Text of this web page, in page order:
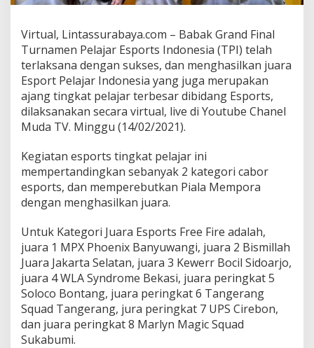
l
u
r
a
m
e
n
P
e
a
j
a
r
E
p
o
r
t
s
I
n
d
Virtual, Lintassurabaya.com – Babak Grand Final
Turnamen Pelajar Esports Indonesia (TPI) telah
terlaksana dengan sukses, dan menghasilkan juara
Esport Pelajar Indonesia yang juga merupakan
ajang tingkat pelajar terbesar dibidang Esports,
dilaksanakan secara virtual, live di Youtube Chanel
Muda TV. Minggu (14/02/2021).
Kegiatan esports tingkat pelajar ini
mempertandingkan sebanyak 2 kategori cabor
esports, dan memperebutkan Piala Mempora
dengan menghasilkan juara.
Untuk Kategori Juara Esports Free Fire adalah,
juara 1 MPX Phoenix Banyuwangi, juara 2 Bismillah
Juara Jakarta Selatan, juara 3 Kewerr Bocil Sidoarjo,
juara 4 WLA Syndrome Bekasi, juara peringkat 5
Soloco Bontang, juara peringkat 6 Tangerang
Squad Tangerang, jura peringkat 7 UPS Cirebon,
dan juara peringkat 8 Marlyn Magic Squad
Sukabumi.